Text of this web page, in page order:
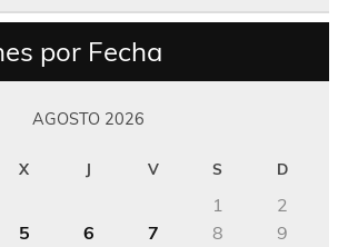
por Fecha
AGOSTO 2026
X J V S D
1
2
5 6 7 8
9